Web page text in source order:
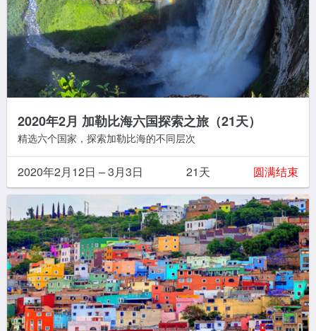
2020年2月 加勒比海六国探索之旅（21天）
精选六个国家，探索加勒比海的不同层次
2020年2月12日 – 3月3日 21天 圆满结束